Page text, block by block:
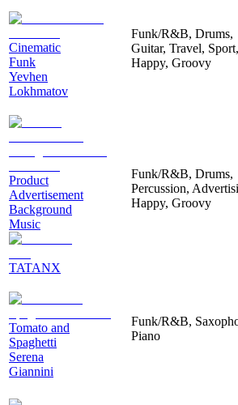
Cinematic
Funk
Yevhen
Lokhmatov
Funk/R&B, Drums,
Guitar, Travel, Sport,
Happy, Groovy
Product
Advertisement
Background
Music
TATANX
Funk/R&B, Drums,
Percussion,
Happy, Groovy
Tomato and
Spaghetti
Serena
Giannini
Funk/R&B,
Piano